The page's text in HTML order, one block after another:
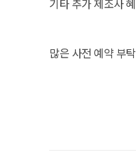
기타 추가 제조사
많은 사전 예약 부